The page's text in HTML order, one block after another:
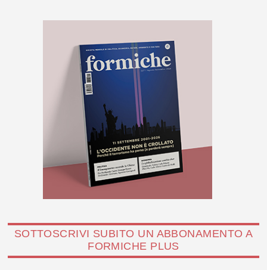
SOTTOSCRIVI SUBITO UN ABBONAMENTO A
FORMICHE PLUS